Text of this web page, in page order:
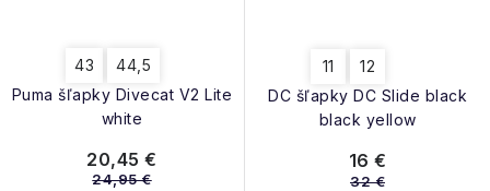
Puma šľapky Divecat V2 Lite
white
43 44,5
20,45 €
24,95 €
DC šľapky DC Slide black
black yellow
11 12
16 €
32 €